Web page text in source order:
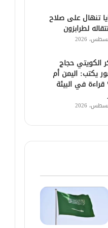
تنهال على صلاح
لطرابزون
الكويتي حجاج
يكتب: اليمن أم
في البيئة